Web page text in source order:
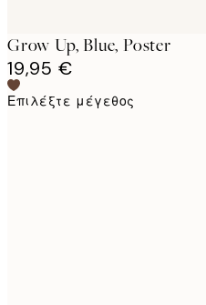
Grow Up, Blue, Poster
19,95 €
Επιλέξτε μέγεθος